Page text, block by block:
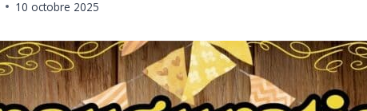
10 octobre 2025